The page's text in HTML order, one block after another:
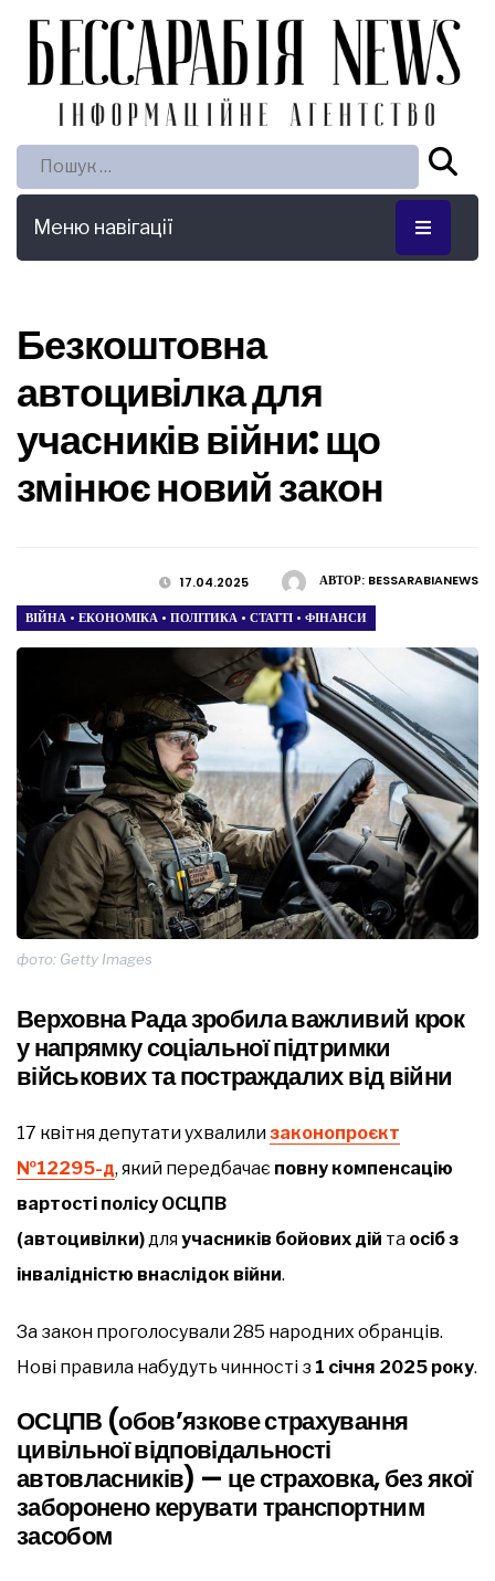
Пошук:
Меню навігації
Безкоштовна
автоцивілка для
учасників війни: що
змінює новий закон
АВТОР: BESSARABIANEWS
17.04.2025
ВІЙНА • ЕКОНОМІКА • ПОЛІТИКА • СТАТТІ • ФІНАНСИ
фото: Getty Images
Верховна Рада зробила важливий крок
у напрямку соціальної підтримки
військових та постраждалих від війни
17 квітня депутати ухвалилизаконопроєкт
№12295-д, який передбачає повну компенсацію
вартості полісу ОСЦПВ
(автоцивілки)дляучасників бойових дій та осіб з
інвалідністю внаслідок війни.
За закон проголосували 285 народних обранців.
Нові правила набудуть чинності з 1 січня 2025 року.
ОСЦПВ (обов’язкове страхування
цивільної відповідальності
автовласників) — це страховка, без якої
заборонено керувати транспортним
засобом